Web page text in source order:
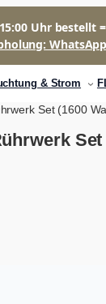
Uhr bestellt
& Strom
Set (1600